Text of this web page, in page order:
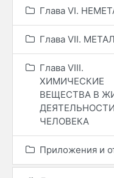
Глава VI.
Глава VII.
Глава VIII.
ХИМИЧЕСКИЕ
ВЕЩЕСТВА В
ДЕЯТЕЛЬНОСТИ
ЧЕЛОВЕКА
Приложения и